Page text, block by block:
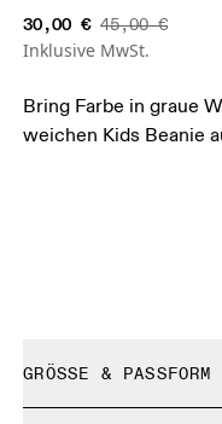
30,00 € 45,00 €
Inklusive MwSt.
Bring Farbe in graue
weichen Kids Beanie
GRÖSSE & PASSFORM